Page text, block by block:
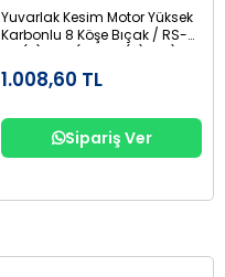
Yuvarlak Kesim Motor Yüksek
Karbonlu 8 Köşe Bıçak / RS-
125(8) HSS (YJ-125(8)HSS)
1.008,60 TL
Sipariş Ver